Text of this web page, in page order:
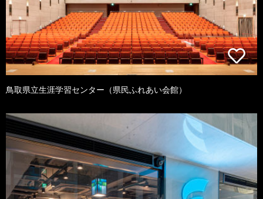
鳥取県立生涯学習センター（県民ふれあい会館）